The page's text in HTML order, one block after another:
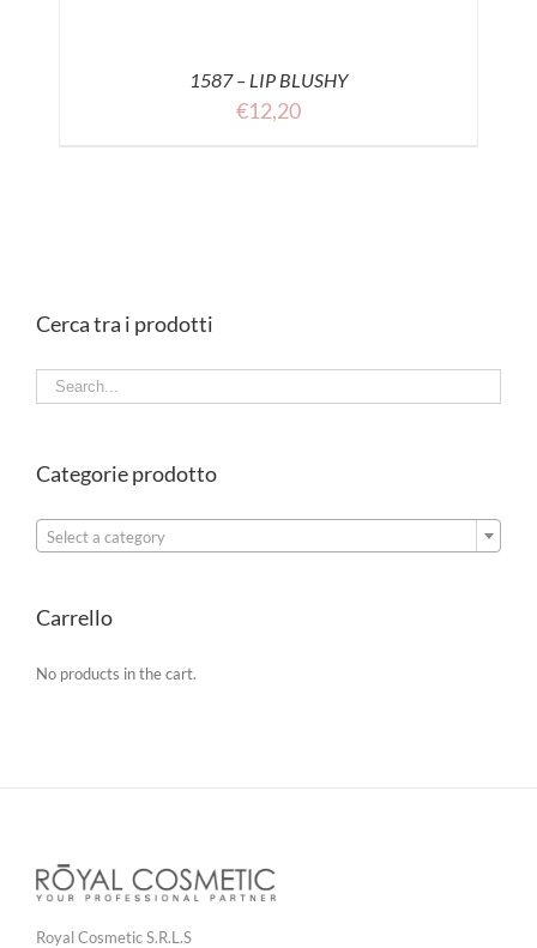
1587 – LIP BLUSHY
€12,20
Cerca tra i prodotti
Categorie prodotto
Select a category
Carrello
No products in the cart.
Royal Cosmetic S.R.L.S